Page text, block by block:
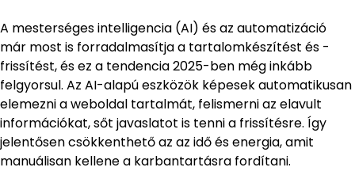
A mesterséges intelligencia (AI) és az automatizáció
már most is forradalmasítja a tartalomkészítést és -
frissítést, és ez a tendencia 2025-ben még inkább
felgyorsul. Az AI-alapú eszközök képesek automatikusan
elemezni a weboldal tartalmát, felismerni az elavult
információkat, sőt javaslatot is tenni a frissítésre. Így
jelentősen csökkenthető az az idő és energia, amit
manuálisan kellene a karbantartásra fordítani.